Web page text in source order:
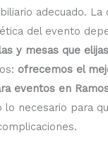
adecuado. La
del evento
y mesas que elijas
ofrecemos el
eventos en
lo necesario para